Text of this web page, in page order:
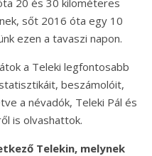
20 és 30 kilométeres
sőt 2016 óta egy 10
ezen a tavaszi napon.
a Teleki legfontosabb
beszámolóit,
a névadók, Teleki Pál és
is olvashattok.
Telekin, melynek